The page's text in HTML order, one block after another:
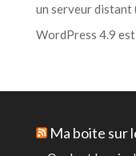
un serveur distant
WordPress 4.9
Ma boite sur